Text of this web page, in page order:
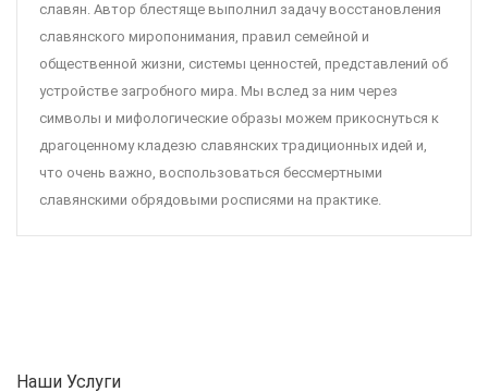
славян. Автор блестяще выполнил задачу восстановления
славянского миропонимания, правил семейной и
общественной жизни, системы ценностей, представлений об
устройстве загробного мира. Мы вслед за ним через
символы и мифологические образы можем прикоснуться к
драгоценному кладезю славянских традиционных идей и,
что очень важно, воспользоваться бессмертными
славянскими обрядовыми росписями на практике.
Наши Услуги